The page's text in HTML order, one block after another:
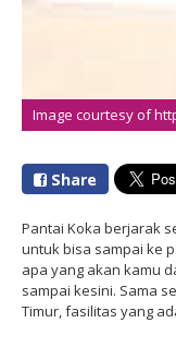
Image courtesy of
Share
Pantai Koka berjarak
untuk bisa sampai ke
apa yang akan kamu
sampai kesini. Sama
Timur, fasilitas yang